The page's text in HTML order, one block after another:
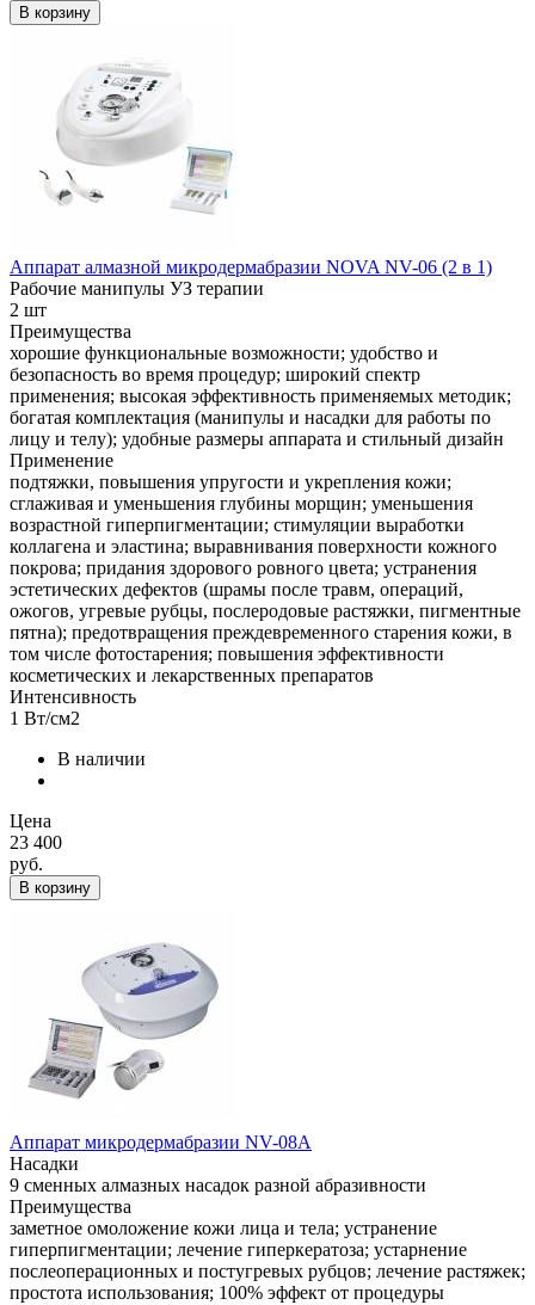
В корзину
Аппарат алмазной микродермабразии NOVA NV-06 (2 в 1)
Рабочие манипулы УЗ терапии
2 шт
Преимущества
хорошие функциональные возможности; удобство и
безопасность во время процедур; широкий спектр
применения; высокая эффективность применяемых методик;
богатая комплектация (манипулы и насадки для работы по
лицу и телу); удобные размеры аппарата и стильный дизайн
Применение
подтяжки, повышения упругости и укрепления кожи;
сглаживая и уменьшения глубины морщин; уменьшения
возрастной гиперпигментации; стимуляции выработки
коллагена и эластина; выравнивания поверхности кожного
покрова; придания здорового ровного цвета; устранения
эстетических дефектов (шрамы после травм, операций,
ожогов, угревые рубцы, послеродовые растяжки, пигментные
пятна); предотвращения преждевременного старения кожи, в
том числе фотостарения; повышения эффективности
косметических и лекарственных препаратов
Интенсивность
1 Вт/см2
В наличии
Цена
23 400
руб.
В корзину
Аппарат микродермабразии NV-08A
Насадки
9 сменных алмазных насадок разной абразивности
Преимущества
заметное омоложение кожи лица и тела; устранение
гиперпигментации; лечение гиперкератоза; устарнение
послеоперационных и постугревых рубцов; лечение растяжек;
простота использования; 100% эффект от процедуры